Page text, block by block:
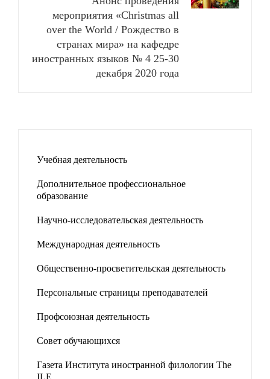
мероприятия «Christmas all
over the World / Рождество в
странах мира» на кафедре
иностранных языков № 4 25-30
декабря 2020 года
Учебная деятельность
Дополнительное профессиональное
образование
Научно-исследовательская деятельность
Международная деятельность
Общественно-просветительская деятельность
Персональные страницы преподавателей
Профсоюзная деятельность
Совет обучающихся
Газета Института иностранной филологии The
ILE